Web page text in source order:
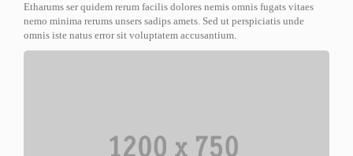
Etharums ser quidem rerum facilis dolores nemis omnis fugats vitaes
nemo minima rerums unsers sadips amets. Sed ut perspiciatis unde
omnis iste natus error sit voluptatem accusantium.